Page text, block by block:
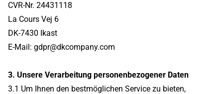
CVR-Nr. 24431118
La Cours Vej 6
DK-7430 Ikast
E-Mail: gdpr@dkcompany.com
3. Unsere Verarbeitung personenbezogener Daten
3.1 Um Ihnen den bestmöglichen Service zu bieten,